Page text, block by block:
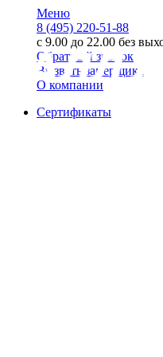
Меню
8 (495) 220-51-88
с 9.00 до 22.00 без
Обратный звонок
Вызвать замерщика
О компании
Сертификаты